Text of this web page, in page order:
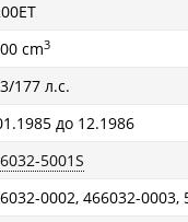
cm3
177 л.с.
до 12.1986
5001S
0002, 466032-0003,